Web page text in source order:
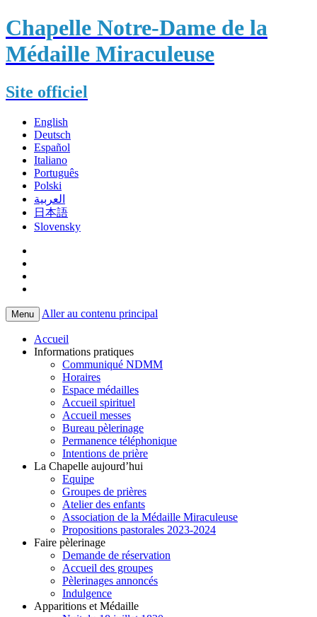
Chapelle Notre-Dame de la
Médaille Miraculeuse
Site officiel
English
Deutsch
Español
Italiano
Português
Polski
العربية
日本語
Slovensky
Menu Aller au contenu principal
Accueil
Informations pratiques
Communiqué NDMM
Horaires
Espace médailles
Accueil spirituel
Accueil messes
Bureau pèlerinage
Permanence téléphonique
Intentions de prière
La Chapelle aujourd’hui
Equipe
Groupes de prières
Atelier des enfants
Association de la Médaille Miraculeuse
Propositions pastorales 2023-2024
Faire pèlerinage
Demande de réservation
Accueil des groupes
Pèlerinages annoncés
Indulgence
Apparitions et Médaille